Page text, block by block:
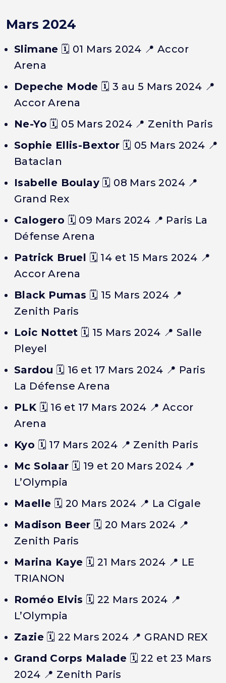
Mars 2024
Slimane 🗓️ 01 Mars 2024 📍 Accor
Arena
Depeche Mode 🗓️3 au 5 Mars 2024 📍
Accor Arena
Ne-Yo 🗓️ 05 Mars 2024 📍 Zenith Paris
Sophie Ellis-Bextor 🗓️ 05 Mars 2024 📍
Bataclan
Isabelle Boulay 🗓️ 08 Mars 2024 📍
Grand Rex
Calogero 🗓️ 09 Mars 2024 📍 Paris La
Défense Arena
Patrick Bruel 🗓️ 14 et 15 Mars 2024 📍
Accor Arena
Black Pumas 🗓️ 15 Mars 2024 📍
Zenith Paris
Loic Nottet 🗓️ 15 Mars 2024 📍 Salle
Pleyel
Sardou 🗓️ 16 et 17 Mars 2024 📍 Paris
La Défense Arena
PLK 🗓️ 16 et 17 Mars 2024 📍 Accor
Arena
Kyo 🗓️ 17 Mars 2024 📍 Zenith Paris
Mc Solaar 🗓️ 19 et 20 Mars 2024 📍
L’Olympia
Maelle 🗓️ 20 Mars 2024 📍 La Cigale
Madison Beer 🗓️20 Mars 2024 📍
Zenith Paris
Marina Kaye 🗓️ 21 Mars 2024 📍 LE
TRIANON
Roméo Elvis 🗓️ 22 Mars 2024 📍
L’Olympia
Zazie 🗓️22 Mars 2024 📍 GRAND REX
Grand Corps Malade 🗓️22 et 23 Mars
2024 📍 Zenith Paris